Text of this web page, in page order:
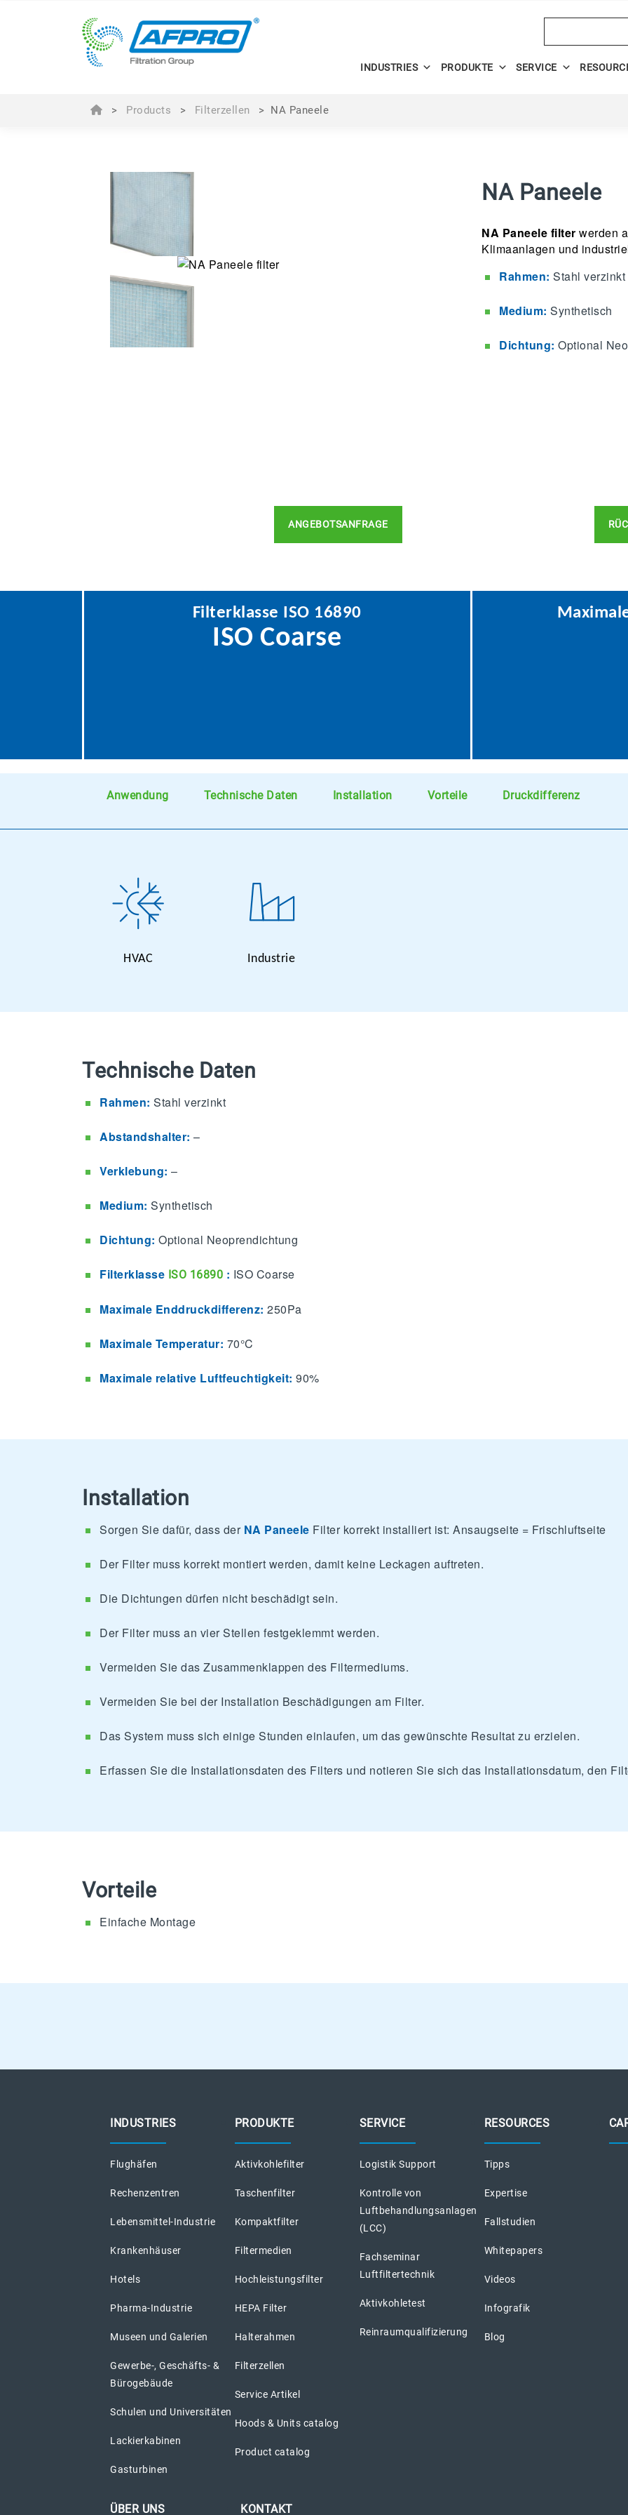
INDUSTRIES PRODUKTE SERVICE
> Products > Filterzellen > NA Paneele
NA Paneele
NA Paneele filter werden
Klimaanlagen und
Rahmen: Stahl verzinkt
Medium: Synthetisch
Dichtung: Optional
ANGEBOTSANFRAGE
Filterklasse ISO 16890
ISO Coarse
Anwendung Technische Daten Installation Vorteile Druckdifferenz
HVAC Industrie
Technische Daten
Rahmen: Stahl verzinkt
Abstandshalter: –
Verklebung: –
Medium: Synthetisch
Dichtung: Optional Neoprendichtung
Filterklasse ISO 16890 : ISO Coarse
Maximale Enddruckdifferenz: 250Pa
Maximale Temperatur: 70°C
Maximale relative Luftfeuchtigkeit: 90%
Installation
Sorgen Sie dafür, dass der NA Paneele Filter korrekt installiert ist: Ansaugseite = Frischluftseite
Der Filter muss korrekt montiert werden, damit keine Leckagen auftreten.
Die Dichtungen dürfen nicht beschädigt sein.
Der Filter muss an vier Stellen festgeklemmt werden.
Vermeiden Sie das Zusammenklappen des Filtermediums.
Vermeiden Sie bei der Installation Beschädigungen am Filter.
Das System muss sich einige Stunden einlaufen, um das gewünschte Resultat zu erzielen.
Erfassen Sie die Installationsdaten des Filters und notieren Sie sich das Installationsdatum, den
Vorteile
Einfache Montage
INDUSTRIES
Flughäfen
Rechenzentren
Lebensmittel-Industrie
Krankenhäuser
Hotels
Pharma-Industrie
Museen und Galerien
Gewerbe-, Geschäfts- &
Bürogebäude
Schulen und Universitäten
Lackierkabinen
Gasturbinen
PRODUKTE
Aktivkohlefilter
Taschenfilter
Kompaktfilter
Filtermedien
Hochleistungsfilter
HEPA Filter
Halterahmen
Filterzellen
Service Artikel
Hoods & Units catalog
Product catalog
SERVICE
Logistik Support
Kontrolle von
Luftbehandlungsanlagen
(LCC)
Fachseminar
Luftfiltertechnik
Aktivkohletest
Reinraumqualifizierung
RESOURCES
Tipps
Expertise
Fallstudien
Whitepapers
Videos
Infografik
Blog
ÜBER UNS KONTAKT